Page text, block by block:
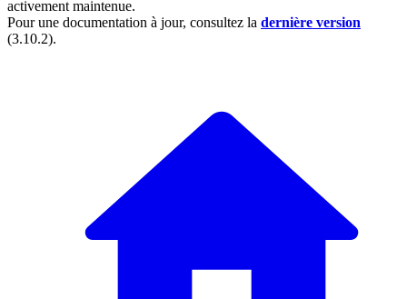
activement maintenue.
Pour une documentation à jour, consultez la dernière version
(3.10.2).